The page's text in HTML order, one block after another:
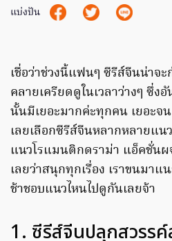
แบ่งปัน
เชื่อว่าช่วงนี้แฟนๆ ซีรีส์จีนน่าจ
คลายเครียดดูในเวลาว่างๆ ซึ่
นั้นมีเยอะมากค่ะทุกคน เยอะจ
เลยเลือกซีรีส์จีนหลากหลายแ
แนวโรแมนติกดราม่า แอ็คชั่น
เลยว่าสนุกทุกเรื่อง เราขนมา
ช้าชอบแนวไหนไปดูกันเลยจ้า
1. ซีรีส์จีนปลุกสวรร